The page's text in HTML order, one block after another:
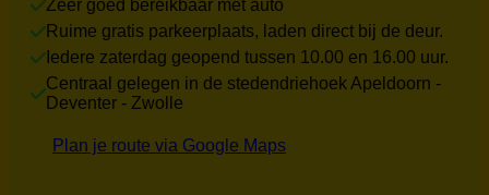
Zeer goed bereikbaar met auto
Ruime gratis parkeerplaats, laden direct bij de deur.
Iedere zaterdag geopend tussen 10.00 en 16.00 uur.
Centraal gelegen in de stedendriehoek Apeldoorn -
Deventer - Zwolle
Plan je route via Google Maps